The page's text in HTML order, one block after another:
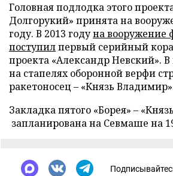
Головная подлодка этого
Долгорукий» принята на
году. В 2013 годуна вооружение
поступилпервый серийный
проекта «Александр Невский».
на стапелях оборонной верфи
ракетоносец – «Князь
Закладка пятого «Борея» –
запланирована на Севмаше на